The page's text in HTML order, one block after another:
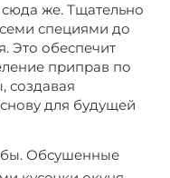
же. Тщательно
специями до
Это обеспечит
приправ по
создавая
для будущей
Обсушенные